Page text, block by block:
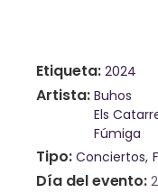
Etiqueta 2024
Artista Buhos
Els
Fúmiga
Tipo Conciertos
Día del evento